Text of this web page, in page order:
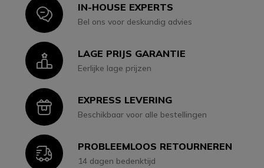
IconIN-HOUSE EXPERTS
Bel ons voor deskundig advies
IconLAGE PRIJS GARANTIE
Eerlijke lage prijzen
IconEXPRESS LEVERING
Beschikbaar voor alle bestellingen
IconPROBLEEMLOOS RETOURNEREN
14 dagen bedenktijd